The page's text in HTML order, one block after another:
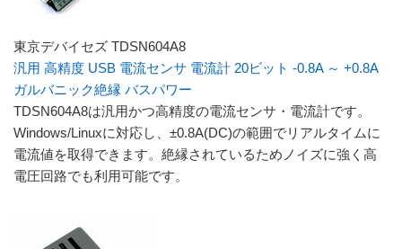
東京デバイセズ TDSN604A8
汎用 高精度 USB 電流センサ 電流計 20ビット -0.8A ～ +0.8A
ガルバニック絶縁 バスパワー
TDSN604A8は汎用かつ高精度の電流センサ・電流計です。
Windows/Linuxに対応し、±0.8A(DC)の範囲でリアルタイムに
電流値を取得できます。絶縁されているためノイズに強く高
電圧回路でも利用可能です。